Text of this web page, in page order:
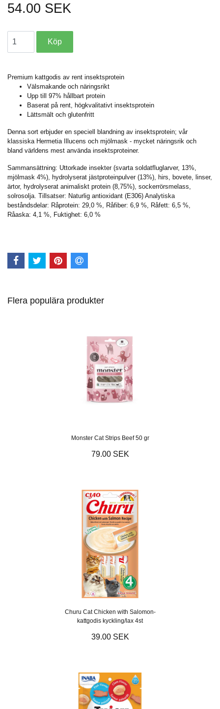
54.00 SEK
Premium kattgodis av rent insektsprotein
Välsmakande och näringsrikt
Upp till 97% hållbart protein
Baserat på rent, högkvalitativt insektsprotein
Lättsmält och glutenfritt
Denna sort erbjuder en speciell blandning av insektsprotein; vår
klassiska Hermetia Illucens och mjölmask - mycket näringsrik och
bland världens mest använda insektsproteiner.
Sammansättning: Uttorkade insekter (svarta soldatfluglarver, 13%,
mjölmask 4%), hydrolyserat jästproteinpulver (13%), hirs, bovete, linser,
ärtor, hydrolyserat animaliskt protein (8,75%), sockerrörsmelass,
solrosolja. Tillsatser: Naturlig antioxidant (E306) Analytiska
beståndsdelar: Råprotein: 29,0 %, Råfiber: 6,9 %, Råfett: 6,5 %,
Råaska: 4,1 %, Fuktighet: 6,0 %
Flera populära produkter
Monster Cat Strips Beef 50 gr
79.00 SEK
Churu Cat Chicken with Salomon-
kattgodis kyckling/lax 4st
39.00 SEK